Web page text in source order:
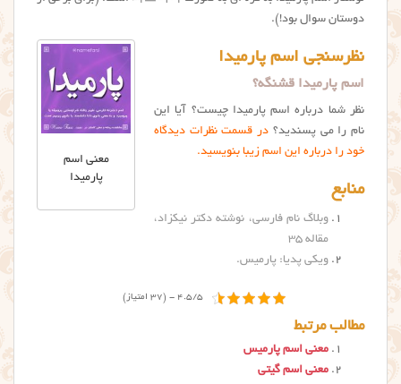
دوستان سوال بود!).
معنی اسم
پارمیدا
نظرسنجی اسم پارمیدا
اسم پارمیدا قشنگه؟
نظر شما درباره اسم پارمیدا چیست؟ آیا این
نام را می پسندید؟ در قسمت نظرات دیدگاه
خود را درباره این اسم زیبا بنویسید.
منابع
وبلاگ نام فارسی، نوشته دکتر نیکزاد،
مقاله ۳۵
ویکی پدیا: پارمیس.
4.5/5 - (37 امتیاز)
مطالب مرتبط
معنی اسم پارمیس
معنی اسم گیتی